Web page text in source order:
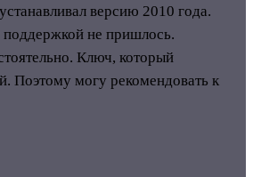
версию 2010 года.
поддержкой не пришлось.
Ключ, который
Поэтому могу рекомендовать к